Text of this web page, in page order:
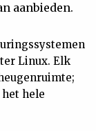
aanbieden.
Linux. Elk
hele